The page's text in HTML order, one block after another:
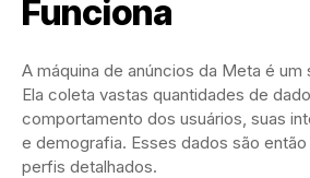
Funciona
A máquina de anúncios da Meta é
Ela coleta vastas quantidades de
comportamento dos usuários, suas
e demografia. Esses dados são
perfis detalhados.